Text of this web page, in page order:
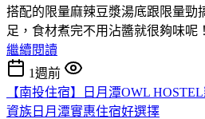
搭配的限量麻辣豆漿湯底跟限量勁
足，食材煮完不用沾醬就很夠味呢！
繼續閱讀
1週前
【南投住宿】日月潭OWL
資族日月潭實惠住宿好選擇